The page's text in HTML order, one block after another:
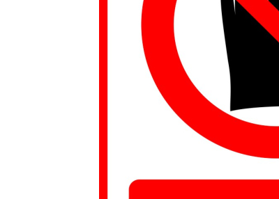
Placute Gravate Personalizate
Stickere Decorative Model 3D
Stickere Decorative Model Floral
Stickere Decorative Textura Beton